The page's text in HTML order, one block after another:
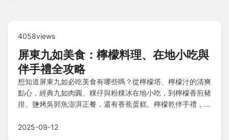
4058views
屏東九如美食：檸檬料理、在地小吃與
伴手禮全攻略
想知道屏東九如必吃美食有哪些嗎？從檸檬塔、檸檬汁的清爽
點心，經典九如肉圓、粿仔與粉粿冰在地小吃，到檸檬香煎豬
排、鹽烤吳郭魚澎湃正餐，還有香蕉蛋糕、檸檬乾伴手禮，以
味蕾之旅！
2025-09-12